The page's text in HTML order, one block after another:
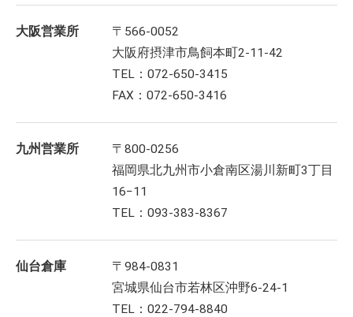
大阪営業所
〒566-0052
大阪府摂津市鳥飼本町2-11-42
TEL：072-650-3415
FAX：072-650-3416
九州営業所
〒800-0256
福岡県北九州市小倉南区湯川新町3丁目
16−11
TEL：093-383-8367
仙台倉庫
〒984-0831
宮城県仙台市若林区沖野6-24-1
TEL：022-794-8840